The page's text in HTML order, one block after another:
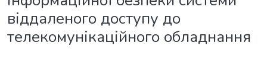
віддаленого доступу до
телекомунікаційного обладнання